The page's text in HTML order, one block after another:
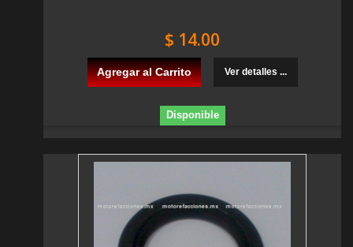
$ 14.00
Agregar al Carrito Ver detalles ...
Disponible